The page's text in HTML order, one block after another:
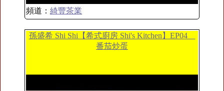
頻道： 綺豐茶業
孫盛希 Shi Shi【希式廚房 Shi's Kitchen】EP04＿
番茄炒蛋